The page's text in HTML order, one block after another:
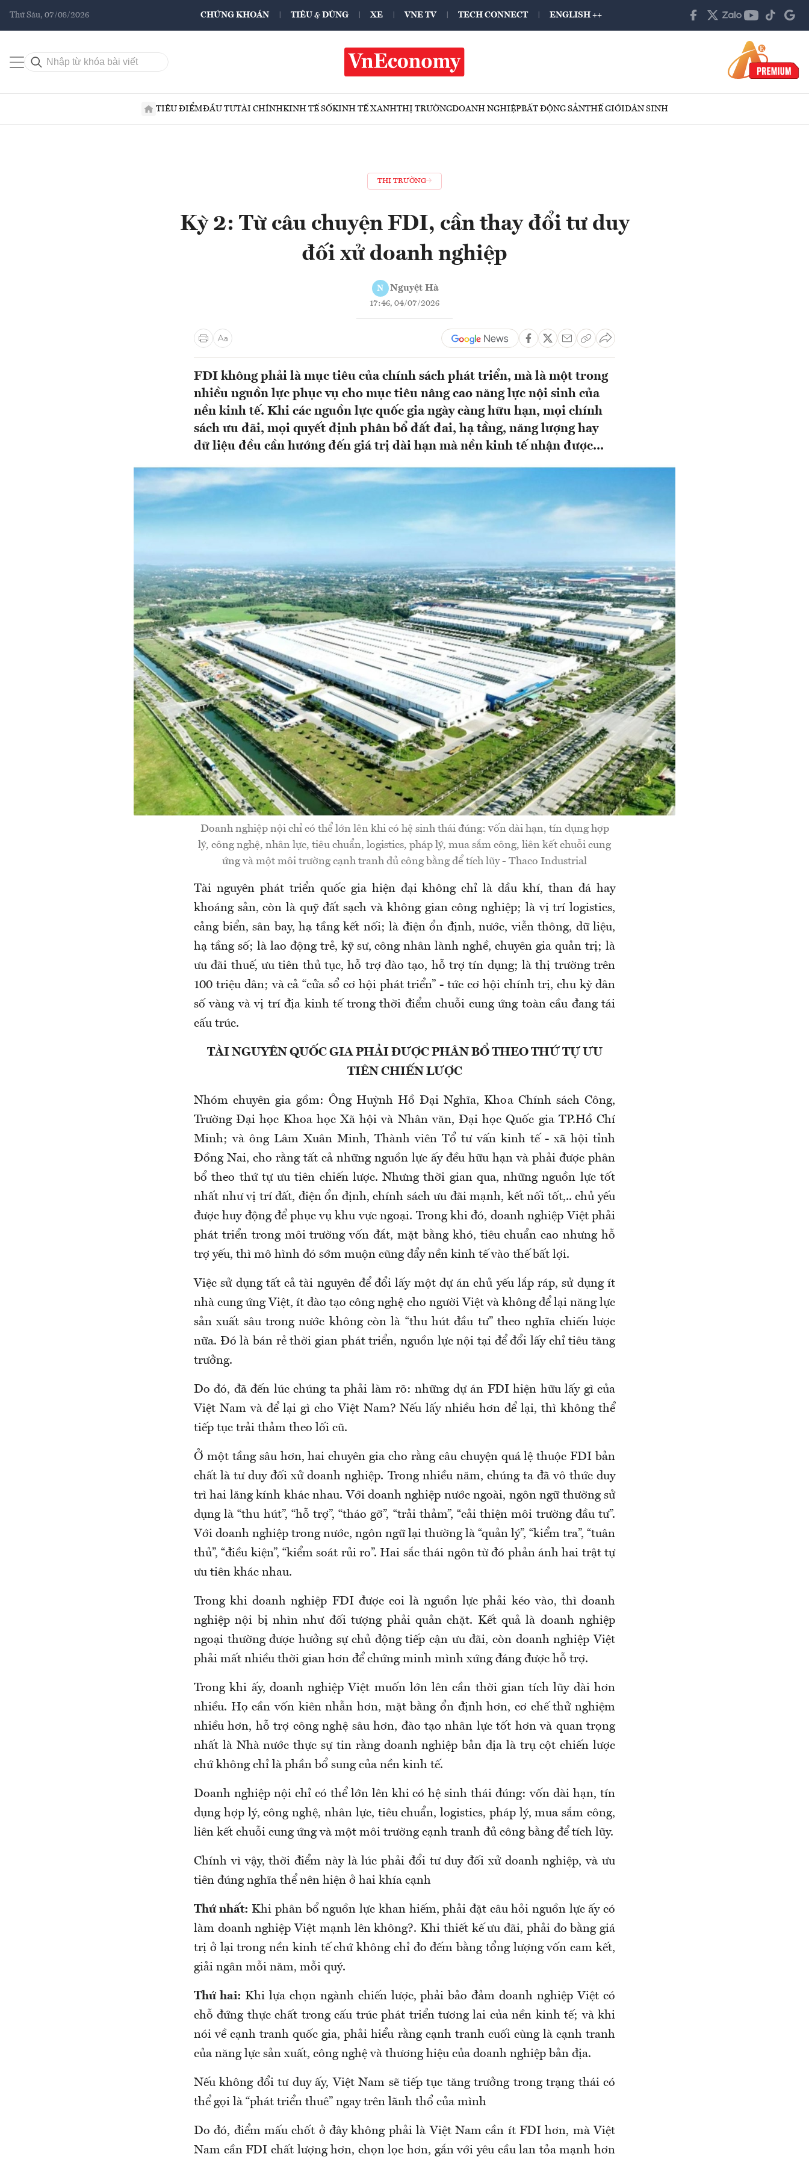
Thứ Sáu, 07/08/2026 CHỨNG KHOÁN TIÊU & DÙNG XE VNE TV TECH CONNECT ENGLISH ++
TIÊU ĐIỂMĐẦU TƯTÀI CHÍNHKINH TẾ SỐKINH TẾ XANHTHỊ TRƯỜNGDOANH NGHIỆPBẤT ĐỘNG SẢNTHẾ GIỚIDÂN SINH
THỊ TRƯỜNG
Kỳ 2: Từ câu chuyện FDI, cần thay đổi tư duy
đối xử doanh nghiệp
N Nguyệt Hà
17:46, 04/07/2026
FDI không phải là mục tiêu của chính sách phát triển, mà là một trong
nhiều nguồn lực phục vụ cho mục tiêu nâng cao năng lực nội sinh của
nền kinh tế. Khi các nguồn lực quốc gia ngày càng hữu hạn, mọi chính
sách ưu đãi, mọi quyết định phân bổ đất đai, hạ tầng, năng lượng hay
dữ liệu đều cần hướng đến giá trị dài hạn mà nền kinh tế nhận được...
Doanh nghiệp nội chỉ có thể lớn lên khi có hệ sinh thái đúng: vốn dài hạn, tín dụng hợp
lý, công nghệ, nhân lực, tiêu chuẩn, logistics, pháp lý, mua sắm công, liên kết chuỗi cung
ứng và một môi trường cạnh tranh đủ công bằng để tích lũy - Thaco Industrial
Tài nguyên phát triển quốc gia hiện đạikhông chỉ là dầu khí, than đá hay
khoáng sản, còn là quỹ đất sạch và không gian công nghiệp; là vị trí logistics,
cảng biển, sân bay, hạ tầng kết nối; là điện ổn định, nước, viễn thông, dữ liệu,
hạ tầng số; là lao động trẻ, kỹ sư, công nhân lành nghề, chuyên gia quản trị; là
ưu đãi thuế, ưu tiên thủ tục, hỗ trợ đào tạo, hỗ trợ tín dụng; là thị trường trên
100 triệu dân; và cả “cửa sổ cơ hội phát triển” - tức cơ hội chính trị, chu kỳ dân
số vàng và vị trí địa kinh tế trong thời điểm chuỗi cung ứng toàn cầu đang tái
cấu trúc.
TÀI NGUYÊN QUỐC GIA PHẢI ĐƯỢC PHÂN BỔ THEO THỨ TỰ ƯU
TIÊN CHIẾN LƯỢC
Nhóm chuyên gia gồm: Ông Huỳnh Hồ Đại Nghĩa, Khoa Chính sách Công,
Trường Đại học Khoa học Xã hội và Nhân văn, Đại học Quốc gia TP.Hồ Chí
Minh; và ông Lâm Xuân Minh, Thành viên Tổ tư vấn kinh tế - xã hội tỉnh
Đồng Nai, cho rằng tất cả những nguồn lực ấy đều hữu hạn và phải được phân
bổ theo thứ tự ưu tiên chiến lược. Nhưng thời gian qua, những nguồn lực tốt
nhất như vị trí đất, điện ổn định, chính sách ưu đãi mạnh, kết nối tốt,.. chủ yếu
được huy động để phục vụ khu vực ngoại. Trong khi đó, doanh nghiệp Việt phải
phát triển trong môi trường vốn đắt, mặt bằng khó, tiêu chuẩn cao nhưng hỗ
trợ yếu, thì mô hình đó sớm muộn cũng đẩy nền kinh tế vào thế bất lợi.
Việc sử dụng tất cả tài nguyên để đổi lấy một dự án chủ yếu lắp ráp, sử dụng ít
nhà cung ứng Việt, ít đào tạo công nghệ cho người Việt và không để lại năng lực
sản xuất sâu trong nước không còn là “thu hút đầu tư” theo nghĩa chiến lược
nữa. Đó là bán rẻ thời gian phát triển, nguồn lực nội tại để đổi lấy chỉ tiêu tăng
trưởng.
Do đó, đã đến lúc chúng taphải làm rõ: những dự án FDI hiện hữu lấy gì của
Việt Nam và để lại gì cho Việt Nam? Nếu lấy nhiều hơn để lại, thì không thể
tiếp tục trải thảm theo lối cũ.
Ở một tầng sâu hơn,hai chuyên gia cho rằng câu chuyện quá lệ thuộc FDI bản
chất làtư duyđối xửdoanh nghiệp. Trong nhiều năm, chúng ta đã vô thức duy
trì hai lăng kính khác nhau. Với doanh nghiệp nước ngoài, ngôn ngữ thường sử
dụnglà “thu hút”, “hỗ trợ”, “tháo gỡ”, “trải thảm”, “cải thiện môi trường đầu tư”.
Với doanh nghiệp trong nước, ngôn ngữ lại thường là “quản lý”, “kiểm tra”, “tuân
thủ”, “điều kiện”, “kiểm soát rủi ro”. Hai sắc thái ngôn từ đó phản ánh hai trật tự
ưu tiên khác nhau.
Trong khi doanh nghiệp FDI được coi là nguồn lực phải kéo vào, thì doanh
nghiệp nội bị nhìn như đối tượng phải quản chặt. Kết quả là doanh nghiệp
ngoại thường được hưởng sự chủ động tiếp cận ưu đãi, còn doanh nghiệp Việt
phải mất nhiều thời gian hơn để chứng minh mình xứng đáng được hỗ trợ.
Trong khi ấy, doanh nghiệp Việt muốn lớn lên cần thời gian tích lũy dài hơn
nhiều. Họ cần vốn kiên nhẫn hơn, mặt bằng ổn định hơn, cơ chế thử nghiệm
nhiều hơn, hỗ trợ công nghệ sâu hơn, đào tạo nhân lực tốt hơn và quan trọng
nhất là Nhà nước thực sự tin rằng doanh nghiệp bản địa là trụ cột chiến lược
chứ không chỉ là phần bổ sung của nền kinh tế.
Doanh nghiệp nội chỉ có thể lớn lên khi có hệ sinh thái đúng: vốn dài hạn, tín
dụng hợp lý, công nghệ, nhân lực, tiêu chuẩn, logistics, pháp lý, mua sắm công,
liên kết chuỗi cung ứng và một môi trường cạnh tranh đủ công bằng để tích lũy.
Chính vì vậy, thời điểm này là lúc phải đổi tư duyđối xử doanhnghiệp, và ưu
tiên đúng nghĩa thể nên hiện ở hai khía cạnh
Thứ nhất: Khi phân bổ nguồn lực khan hiếm, phải đặt câu hỏi nguồn lực ấy có
làm doanh nghiệp Việt mạnh lên không?. Khi thiết kế ưu đãi, phải đo bằng giá
trị ở lại trong nền kinh tế chứ không chỉ đo đếm bằng tổng lượngvốncam kết,
giải ngân mỗi năm, mỗi quý.
Thứ hai: Khi lựa chọn ngành chiến lược, phải bảo đảm doanh nghiệp Việt có
chỗ đứng thực chất trong cấu trúc phát triển tương lai của nền kinh tế; và khi
nói về cạnh tranh quốc gia, phải hiểu rằng cạnh tranh cuối cùng là cạnh tranh
của năng lực sản xuất, công nghệ và thương hiệu của doanh nghiệp bản địa.
Nếu không đổi tư duy ấy, Việt Nam sẽ tiếp tục tăng trưởng trong trạng thái có
thể gọi là “phát triển thuê” ngay trên lãnh thổ của mình
Do đó, điểm mấu chốt ở đâykhông phải là Việt Nam cần ít FDIhơn, mà Việt
Nam cần FDI chất lượng hơn, chọn lọc hơn, gắn với yêu cầu lan tỏa mạnh hơn